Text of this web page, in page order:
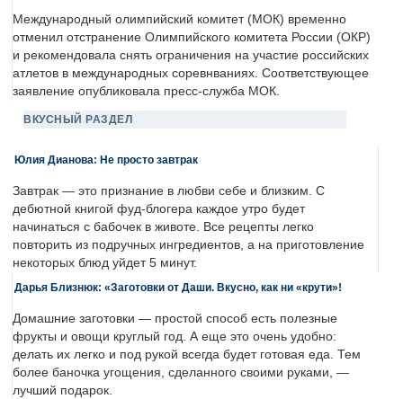
Международный олимпийский комитет (МОК) временно
отменил отстранение Олимпийского комитета России (ОКР)
и рекомендовала снять ограничения на участие российских
атлетов в международных соревнваниях. Соответствующее
заявление опубликовала пресс-служба МОК.
ВКУСНЫЙ РАЗДЕЛ
Юлия Дианова: Не просто завтрак
Завтрак — это признание в любви себе и близким. С
дебютной книгой фуд-блогера каждое утро будет
начинаться с бабочек в животе. Все рецепты легко
повторить из подручных ингредиентов, а на приготовление
некоторых блюд уйдет 5 минут.
Дарья Близнюк: «Заготовки от Даши. Вкусно, как ни «крути»!
Домашние заготовки — простой способ есть полезные
фрукты и овощи круглый год. А еще это очень удобно:
делать их легко и под рукой всегда будет готовая еда. Тем
более баночка угощения, сделанного своими руками, —
лучший подарок.